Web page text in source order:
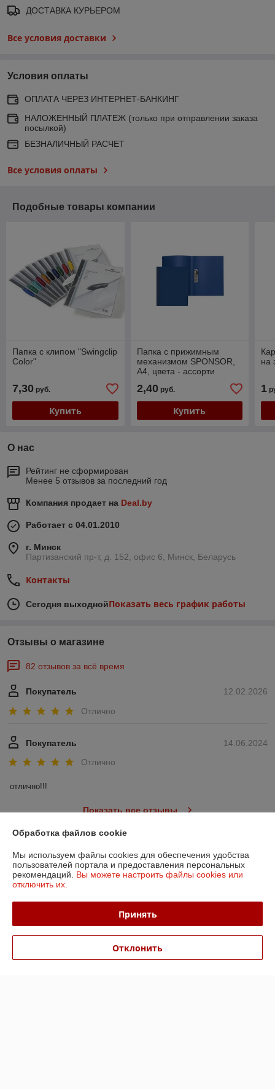
ДОСТАВКА КУРЬЕРОМ
Все условия доставки
Условия оплаты
ОПЛАТА ЧЕРЕЗ ИНТЕРНЕТ-БАНКИНГ
НАЛОЖЕННЫЙ ПЛАТЕЖ (только при отправлении заказа
посылкой)
БЕЗНАЛИЧНЫЙ РАСЧЕТ
Все условия оплаты
Подобные товары компании
Папка с клипом "Swingclip
Color"
7,30 руб.
Купить
Папка с прижимным
механизмом SPONSOR,
A4, цвета - ассорти
2,40руб.
Купить
на
1
О нас
Рейтинг не сформирован
Менее 5 отзывов за последний год
Компания продает на Deal.by
Работает с 04.01.2010
г. Минск
Партизанский пр-т, д. 152, офис 6, Минск, Беларусь
Контакты
Сегодня выходнойПоказать весь график работы
Отзывы о магазине
82 отзывов за всё время
12.02.2026
Покупатель
Отлично
14.06.2024
Покупатель
Отлично
отлично!!!
Показать все отзывы
О нас
Контакты
График работы
Обработка файлов cookie
Мы используем файлы cookies для обеспечения удобства
пользователей портала и предоставления персональных
рекомендаций. Вы можете настроить файлы cookies или
отключить их.
Принять
Отклонить